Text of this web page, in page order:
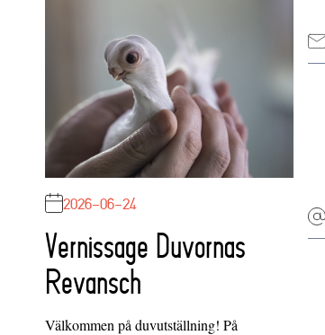
2026-06-24
Vernissage Duvornas
Revansch
Välkommen på duvutställning! På